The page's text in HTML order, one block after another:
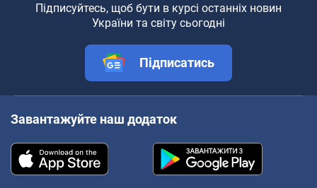
Підписуйтесь, щоб бути в курсі останніх новин
України та світу сьогодні
Підписатись
Завантажуйте наш додаток